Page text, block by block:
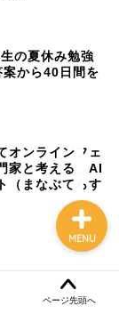
の夏休み勉強
から40日間を
オンラインフェ
家と考える、AI
（まなぶてらす
ページ先頭へ
MENU
ラム